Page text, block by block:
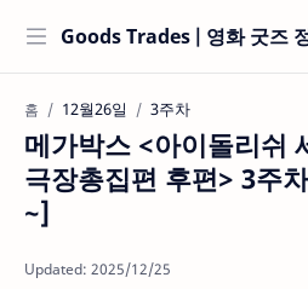
홈 12월26일 3주차
메가박스 <아이돌리쉬
극장총집편 후편> 3주
~]